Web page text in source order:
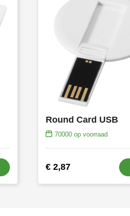
Round Card USB
70000 op voorraad
€ 2,87